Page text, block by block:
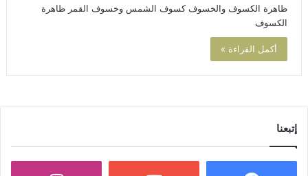
ظاهرة الكسوف والخسوف كسوف الشمس وخسوف القمر ظاهرة
الكسوف
أكمل القراءة »
إتبعنا